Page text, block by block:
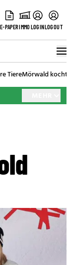
E-PAPERIMMOLOGINLOGOUT
TiereMörwald kocht